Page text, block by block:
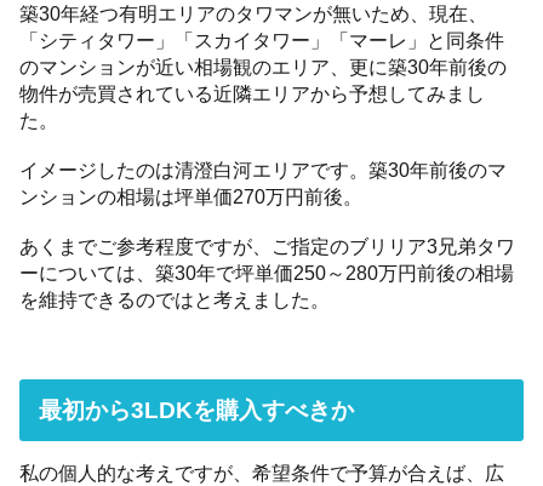
築30年経つ有明エリアのタワマンが無いため、現在、
「シティタワー」「スカイタワー」「マーレ」と同条件
のマンションが近い相場観のエリア、更に築30年前後の
物件が売買されている近隣エリアから予想してみまし
た。
イメージしたのは清澄白河エリアです。築30年前後のマ
ンションの相場は坪単価270万円前後。
あくまでご参考程度ですが、ご指定のブリリア3兄弟タワ
ーについては、築30年で坪単価250～280万円前後の相場
を維持できるのではと考えました。
最初から3LDKを購入すべきか
私の個人的な考えですが、希望条件で予算が合えば、広